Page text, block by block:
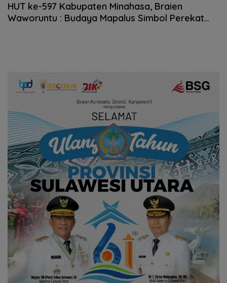
HUT ke-597 Kabupaten Minahasa, Braien
Waworuntu : Budaya Mapalus Simbol Perekat